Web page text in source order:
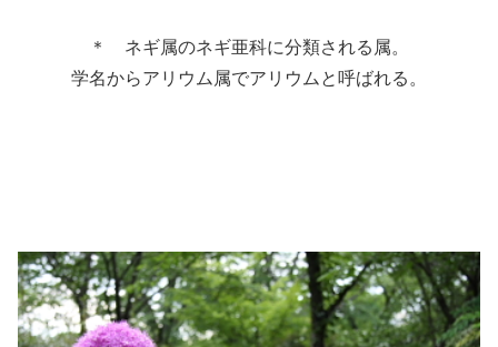
＊ ネギ属のネギ亜科に分類される属。
学名からアリウム属でアリウムと呼ばれる。